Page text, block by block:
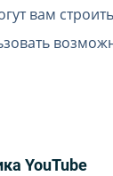
вам
YouTube